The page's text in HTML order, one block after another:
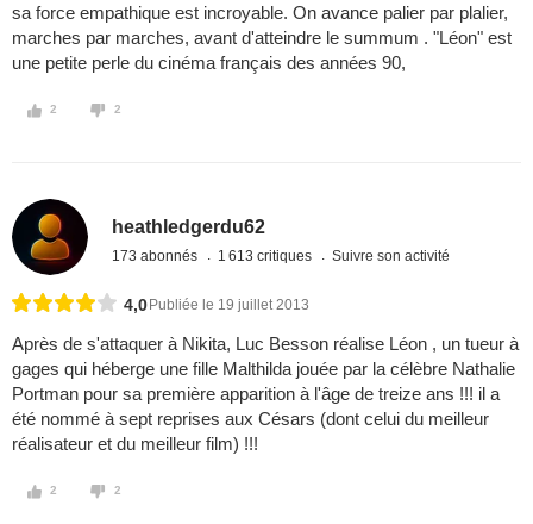
sa force empathique est incroyable. On avance palier par plalier,
marches par marches, avant d'atteindre le summum . "Léon" est
une petite perle du cinéma français des années 90,
2 2
heathledgerdu62
173 abonnés 1 613 critiques Suivre son activité
4,0 Publiée le 19 juillet 2013
Après de s'attaquer à Nikita, Luc Besson réalise Léon , un tueur à
gages qui héberge une fille Malthilda jouée par la célèbre Nathalie
Portman pour sa première apparition à l'âge de treize ans !!! il a
été nommé à sept reprises aux Césars (dont celui du meilleur
réalisateur et du meilleur film) !!!
2 2